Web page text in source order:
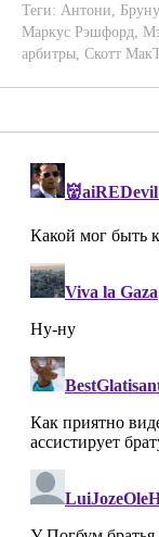
Теги: Антони
Маркус Рэшфорд
арбитры Скотт